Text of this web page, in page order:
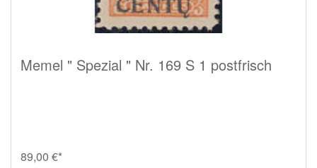
Memel " Spezial " Nr. 169 S 1 postfrisch
89,00 €*